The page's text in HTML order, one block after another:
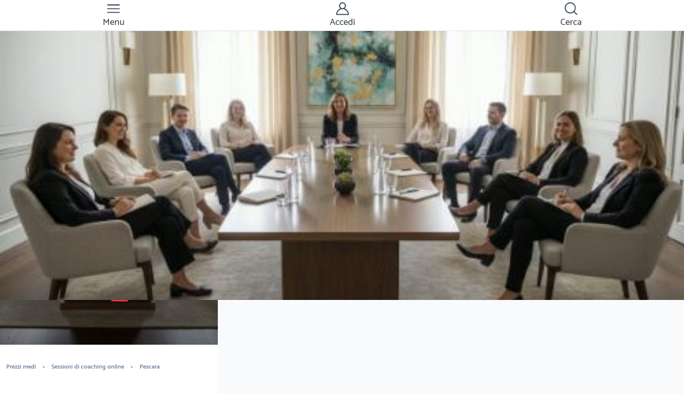
Quanto costa sessioni
di coaching online a
Pescara? Prezzi e
tariffe 2026
Il costo medio per sessioni di coaching online
va da 50€ a 200€
Vuoi sapere il prezzo preciso per sessioni di
coaching online? Ottieni preventivi gratuiti.
È completamente gratuito
Trova life coach e mental coach
Prezzi medi > Sessioni di coaching online > Pescara
Menu Accedi Cerca